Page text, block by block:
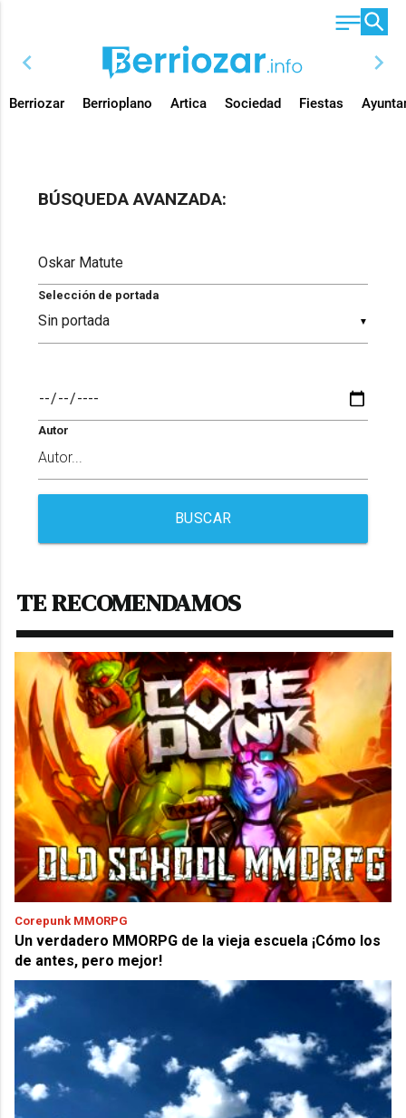
chevron_left chevron_right
Berriozar Berrioplano Artica Sociedad Fiestas
BÚSQUEDA AVANZADA:
▼
Selección de portada
Autor
BUSCAR
TE RECOMENDAMOS
Corepunk MMORPG
Un verdadero MMORPG de la vieja escuela ¡Cómo los
de antes, pero mejor!